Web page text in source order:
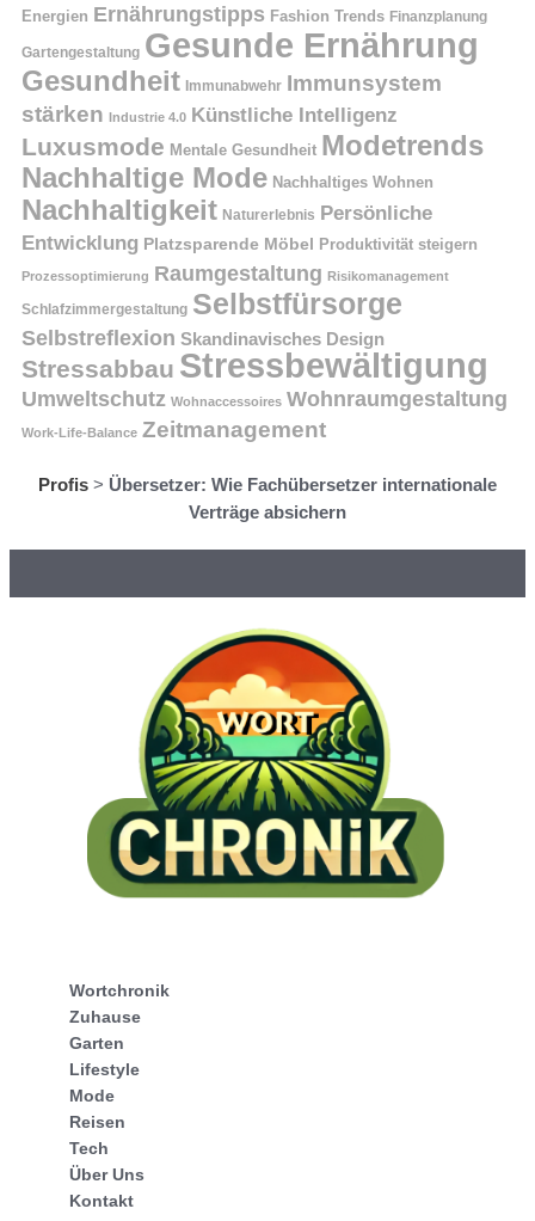
Energien Ernährungstipps Fashion Trends Finanzplanung
Gartengestaltung Gesunde Ernährung
Gesundheit Immunabwehr Immunsystem
stärken Industrie 4.0 Künstliche Intelligenz
Luxusmode Mentale Gesundheit Modetrends
Nachhaltige Mode Nachhaltiges Wohnen
Nachhaltigkeit Naturerlebnis Persönliche
Entwicklung Platzsparende Möbel Produktivität steigern
Prozessoptimierung Raumgestaltung Risikomanagement
Schlafzimmergestaltung Selbstfürsorge
Selbstreflexion Skandinavisches Design
Stressabbau Stressbewältigung
Umweltschutz Wohnaccessoires Wohnraumgestaltung
Work-Life-Balance Zeitmanagement
Profis > Übersetzer: Wie Fachübersetzer internationale
Verträge absichern
Wortchronik
Zuhause
Garten
Lifestyle
Mode
Reisen
Tech
Über Uns
Kontakt